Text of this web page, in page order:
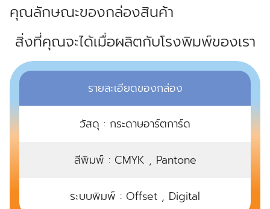
คุณลักษณะของกล่องสินค้า
สิ่งที่คุณจะได้เมื่อผลิตกับโรงพิมพ์ของเรา
รายละเอียดของกล่อง
วัสดุ : กระดาษอาร์ตการ์ด
สีพิมพ์ : CMYK , Pantone
ระบบพิมพ์ : Offset , Digital